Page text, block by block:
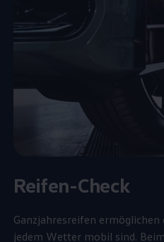
Reifen-Check
Ganzjahresreifen ermöglichen
jedem Wetter mobil sind.